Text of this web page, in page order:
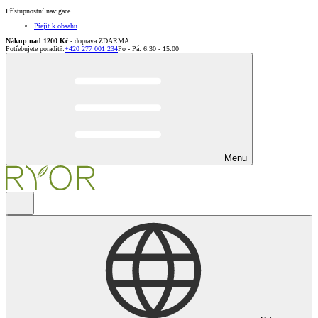
Přístupnostní navigace
Přejít k obsahu
Nákup nad 1200 Kč - doprava ZDARMA
Potřebujete poradit?:+420 277 001 234Po - Pá: 6:30 - 15:00
Menu